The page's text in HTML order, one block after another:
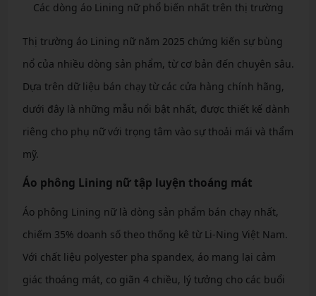
Các dòng áo Lining nữ phổ biến nhất trên thị trường
Thị trường áo Lining nữ năm 2025 chứng kiến sự bùng
nổ của nhiều dòng sản phẩm, từ cơ bản đến chuyên sâu.
Dựa trên dữ liệu bán chạy từ các cửa hàng chính hãng,
dưới đây là những mẫu nổi bật nhất, được thiết kế dành
riêng cho phụ nữ với trọng tâm vào sự thoải mái và thẩm
mỹ.
Áo phông Lining nữ tập luyện thoáng mát
Áo phông Lining nữ là dòng sản phẩm bán chạy nhất,
chiếm 35% doanh số theo thống kê từ Li-Ning Việt Nam.
Với chất liệu polyester pha spandex, áo mang lại cảm
giác thoáng mát, co giãn 4 chiều, lý tưởng cho các buổi